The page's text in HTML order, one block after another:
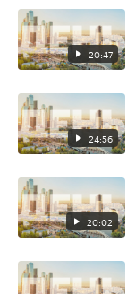
20:47
24:56
20:02